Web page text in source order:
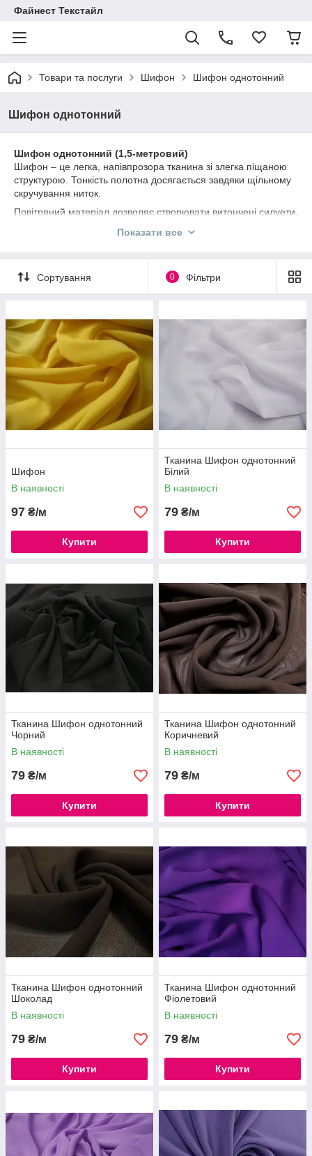
Файнест Текстайл
Товари та послуги Шифон Шифон однотонний
Шифон однотонний
Шифон однотонний (1,5-метровий)
Шифон – це легка, напівпрозора тканина зі злегка піщаною
структурою. Тонкість полотна досягається завдяки щільному
скручування ниток.
Повітряний матеріал дозволяє створювати витончені силуети,
одягу та домашнього текстилю. З шифону шиють:
жіночий одяг (блузи, сарафани, коктейльні, вечірні,
балдахіни;
штори;
аксесуари (текстильні буси);
декор інших видів тканини (рюші, волани, оборки).
Показати все
Сортування 0 Фільтри
Шифон
В наявності
97 ₴/м
Купити
Тканина Шифон однотонний
Білий
В наявності
79 ₴/м
Купити
Тканина Шифон однотонний
Чорний
В наявності
79 ₴/м
Купити
Тканина Шифон однотонний
Коричневий
В наявності
79 ₴/м
Купити
Тканина Шифон однотонний
Шоколад
В наявності
79 ₴/м
Купити
Тканина Шифон однотонний
Фіолетовий
В наявності
79 ₴/м
Купити